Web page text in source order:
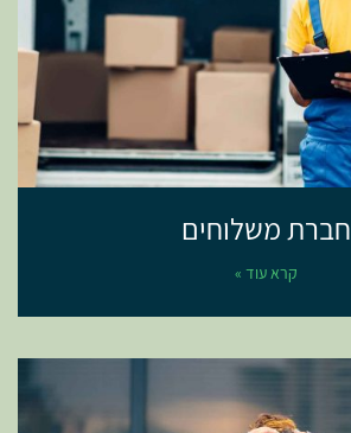
חברת משלוחים
קרא עוד »